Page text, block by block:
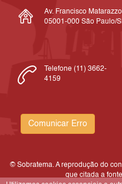
Av. Francisco
05001-000 São Paulo/
Telefone (11) 3662-
4159
Comunicar Erro
© Sobratema. A reprodução do
que citada a